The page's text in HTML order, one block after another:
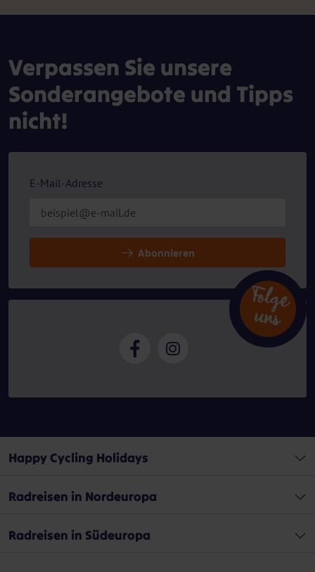
Verpassen Sie unsere
Sonderangebote und Tipps
nicht!
E-Mail-Adresse
Abonnieren
Folg
e
u
n
s
Happy Cycling Holidays
Radreisen in Nordeuropa
Radreisen in Südeuropa